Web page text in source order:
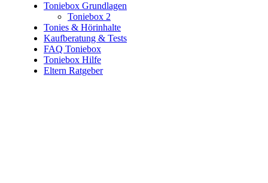
Toniebox Grundlagen
Toniebox 2
Tonies & Hörinhalte
Kaufberatung & Tests
FAQ Toniebox
Toniebox Hilfe
Eltern Ratgeber